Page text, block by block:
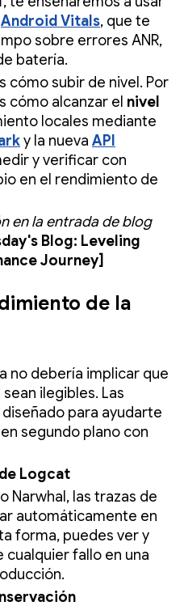
Android Vitals, que te
sobre errores ANR,
batería.
cómo subir de nivel. Por
cómo alcanzar el nivel
locales mediante
y la nueva API
y verificar con
en el rendimiento de
en la entrada de blog
Blog: Leveling
Journey]
de la
no debería implicar que
ilegibles. Las
para ayudarte
segundo plano con
Logcat
Narwhal, las trazas de
automáticamente en
forma, puedes ver y
fallo en una